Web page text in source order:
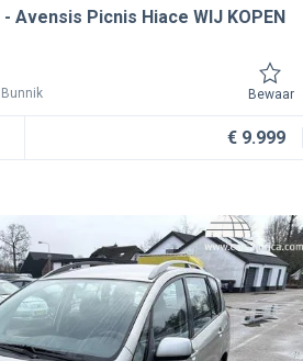
Avensis Picnis Hiace WIJ KOPEN
Bunnik Bewaar
€ 9.999